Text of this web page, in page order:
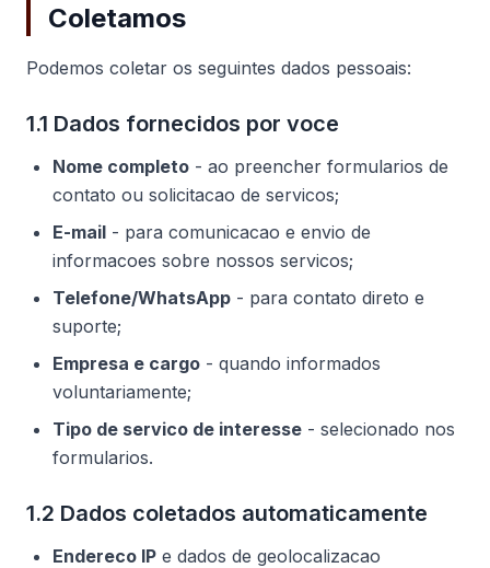
Coletamos
Podemos coletar os seguintes dados pessoais:
1.1 Dados fornecidos por voce
Nome completo - ao preencher formularios de
contato ou solicitacao de servicos;
E-mail - para comunicacao e envio de
informacoes sobre nossos servicos;
Telefone/WhatsApp - para contato direto e
suporte;
Empresa e cargo - quando informados
voluntariamente;
Tipo de servico de interesse - selecionado nos
formularios.
1.2 Dados coletados automaticamente
Endereco IP e dados de geolocalizacao